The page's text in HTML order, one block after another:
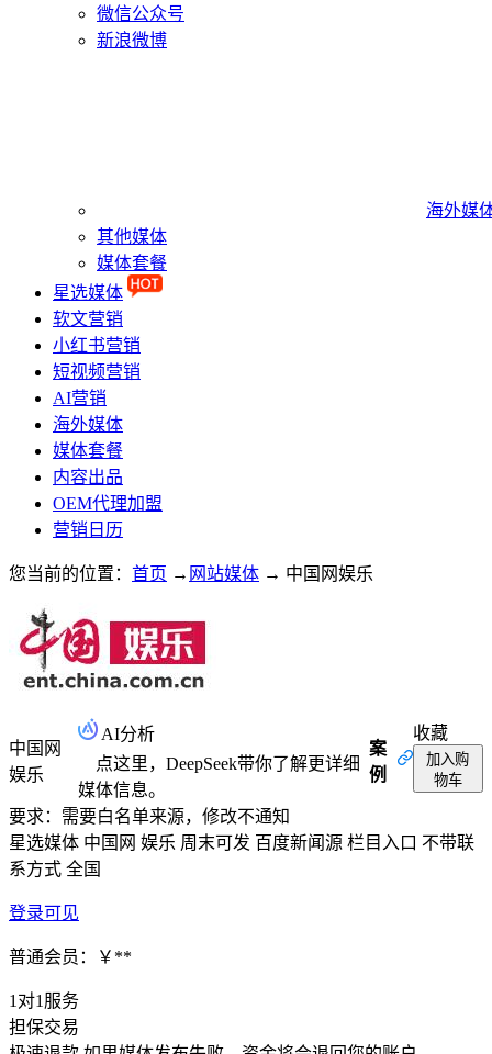
微信公众号
新浪微博
海外媒
其他媒体
媒体套餐
星选媒体
软文营销
小红书营销
短视频营销
AI营销
海外媒体
媒体套餐
内容出品
OEM代理加盟
营销日历
您当前的位置： 首页 → 网站媒体 → 中国网娱乐
中国网
娱乐
AI分析
点这里，DeepSeek带你了解更详细
媒体信息。
案
例
要求：需要白名单来源，修改不通知
收藏
加入购
物车
星选媒体 中国网 娱乐 周末可发 百度新闻源 栏目入口 不带联
系方式 全国
登录可见
普通会员：￥**
1对1服务
担保交易